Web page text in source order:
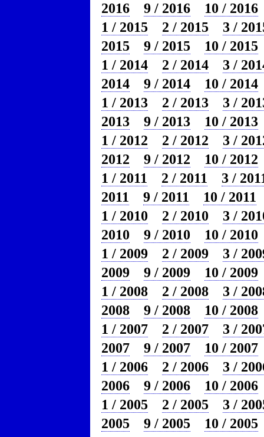
2016
9 / 2016
10 / 2016
1 / 2015
2 / 2015
3 /
2015
9 / 2015
10 / 2015
1 / 2014
2 / 2014
3 /
2014
9 / 2014
10 / 2014
1 / 2013
2 / 2013
3 /
2013
9 / 2013
10 / 2013
1 / 2012
2 / 2012
3 /
2012
9 / 2012
10 / 2012
1 / 2011
2 / 2011
3 /
2011
9 / 2011
10 / 2011
1 / 2010
2 / 2010
3 /
2010
9 / 2010
10 / 2010
1 / 2009
2 / 2009
3 /
2009
9 / 2009
10 / 2009
1 / 2008
2 / 2008
3 /
2008
9 / 2008
10 / 2008
1 / 2007
2 / 2007
3 /
2007
9 / 2007
10 / 2007
1 / 2006
2 / 2006
3 /
2006
9 / 2006
10 / 2006
1 / 2005
2 / 2005
3 /
2005
9 / 2005
10 / 2005